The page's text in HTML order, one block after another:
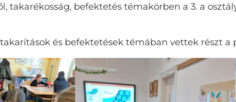
takarékosság, befektetés témakörben a 3. a
és befektetések témában vettek részt